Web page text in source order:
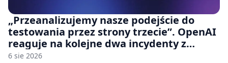
„Przeanalizujemy nasze podejście do
testowania przez strony trzecie”. OpenAI
reaguje na kolejne dwa incydenty z
udziałem autorskich modeli
6 sie 2026